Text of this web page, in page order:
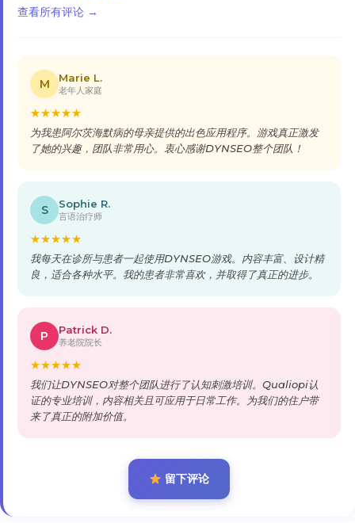
查看所有评论 →
M Marie L.
老年人家庭
★★★★★
为我患阿尔茨海默病的母亲提供的出色应用程序。游戏真正激发
了她的兴趣，团队非常用心。衷心感谢DYNSEO整个团队！
S Sophie R.
言语治疗师
★★★★★
我每天在诊所与患者一起使用DYNSEO游戏。内容丰富、设计精
良，适合各种水平。我的患者非常喜欢，并取得了真正的进步。
P Patrick D.
养老院院长
★★★★★
我们让DYNSEO对整个团队进行了认知刺激培训。Qualiopi认
证的专业培训，内容相关且可应用于日常工作。为我们的住户带
来了真正的附加价值。
留下评论